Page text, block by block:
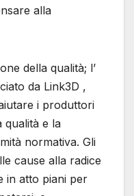
alla
della qualità; l’
da Link3D ,
i produttori
qualità e la
normativa. Gli
cause alla radice
in atto piani per